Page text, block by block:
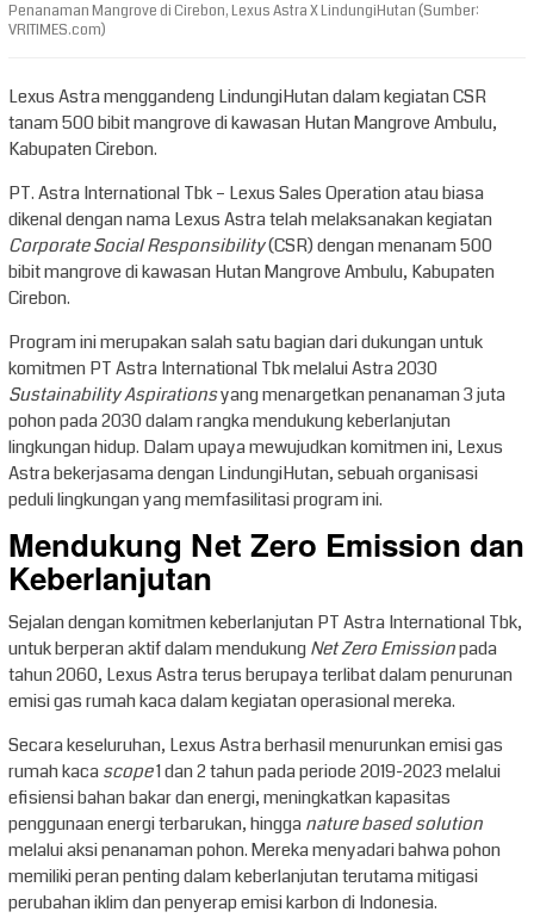
Penanaman Mangrove di Cirebon, Lexus Astra X LindungiHutan (Sumber:
VRITIMES.com)
Lexus Astra menggandeng LindungiHutan dalam kegiatan CSR
tanam 500 bibit mangrove di kawasan Hutan Mangrove Ambulu,
Kabupaten Cirebon.
PT. Astra International Tbk – Lexus Sales Operation atau biasa
dikenal dengan nama Lexus Astra telah melaksanakan kegiatan
Corporate Social Responsibility(CSR) dengan menanam 500
bibit mangrove di kawasan Hutan Mangrove Ambulu, Kabupaten
Cirebon.
Program ini merupakan salah satu bagian dari dukungan untuk
komitmen PT Astra International Tbk melalui Astra 2030
Sustainability Aspirationsyang menargetkan penanaman 3 juta
pohon pada 2030 dalam rangka mendukung keberlanjutan
lingkungan hidup. Dalam upaya mewujudkan komitmen ini, Lexus
Astra bekerjasama dengan LindungiHutan, sebuah organisasi
peduli lingkungan yang memfasilitasi program ini.
Mendukung Net Zero Emission dan
Keberlanjutan
Sejalan dengan komitmen keberlanjutan PT Astra International Tbk,
untuk berperan aktif dalam mendukungNet Zero Emissionpada
tahun 2060, Lexus Astra terus berupaya terlibat dalam penurunan
emisi gas rumah kaca dalam kegiatan operasional mereka.
Secara keseluruhan, Lexus Astra berhasil menurunkan emisi gas
rumah kacascope1 dan 2 tahun pada periode 2019-2023 melalui
efisiensi bahan bakar dan energi, meningkatkan kapasitas
penggunaan energi terbarukan, hingganature based solution
melalui aksi penanaman pohon. Mereka menyadari bahwa pohon
memiliki peran penting dalam keberlanjutan terutama mitigasi
perubahan iklim dan penyerap emisi karbon di Indonesia.